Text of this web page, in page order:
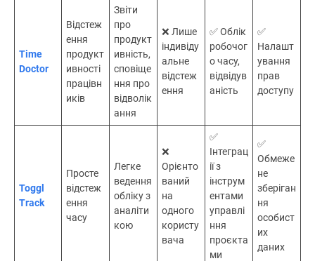
Time
Doctor
Відстеж
ення
продукт
ивності
працівн
иків
Звіти
про
продукт
ивність,
сповіще
ння про
відволік
ання
❌ Лише
індивіду
альне
відстеж
ення
✅ Облік
робочог
о часу,
відвідув
аність
✅
Налашт
ування
прав
доступу
Toggl
Track
Просте
відстеж
ення
часу
Легке
ведення
обліку з
аналіти
кою
❌
Орієнто
ваний
на
одного
користу
вача
✅
Інтеграц
ії з
інструм
ентами
управлі
ння
проєкта
ми
✅
Обмеже
не
зберіган
ня
особист
их
даних